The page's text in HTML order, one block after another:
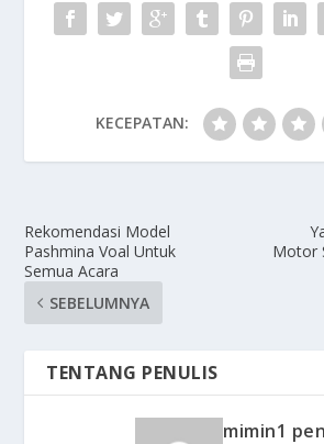
KECEPATAN:
Rekomendasi Model
Pashmina Voal Untuk
Semua Acara
SEBELUMNYA
Motor
TENTANG PENULIS
mimin1